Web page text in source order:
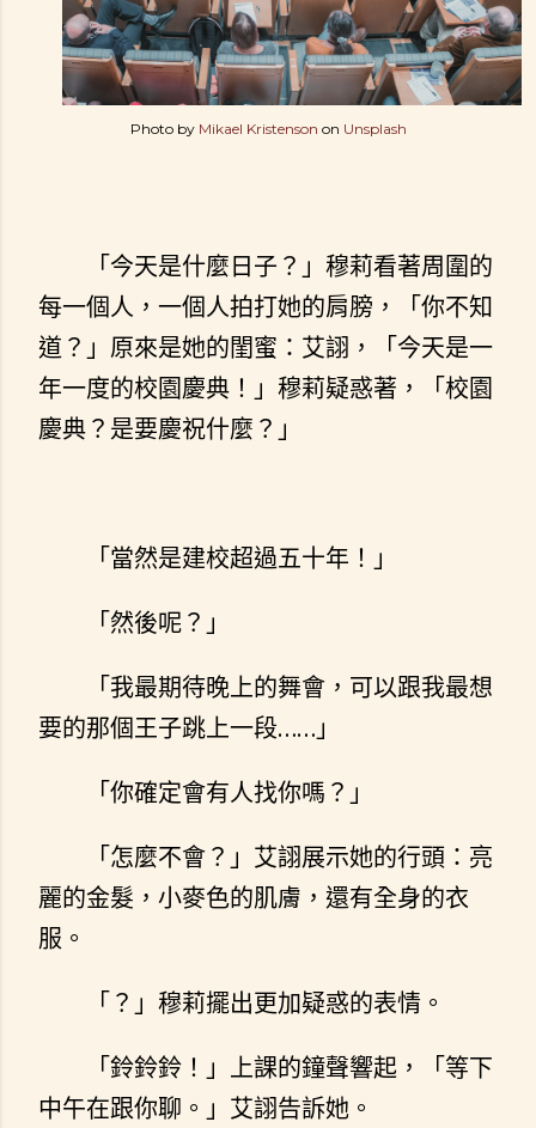
Photo by Mikael Kristenson on Unsplash
「今天是什麼日子？」穆莉看著周圍的
每一個人，一個人拍打她的肩膀，「你不知
道？」原來是她的閨蜜：艾詡，「今天是一
年一度的校園慶典！」穆莉疑惑著，「校園
慶典？是要慶祝什麼？」
「當然是建校超過五十年！」
「然後呢？」
「我最期待晚上的舞會，可以跟我最想
要的那個王子跳上一段……」
「你確定會有人找你嗎？」
「怎麼不會？」艾詡展示她的行頭：亮
麗的金髮，小麥色的肌膚，還有全身的衣
服。
「？」穆莉擺出更加疑惑的表情。
「鈴鈴鈴！」上課的鐘聲響起，「等下
中午在跟你聊。」艾詡告訴她。